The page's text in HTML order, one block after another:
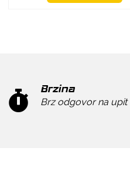
Brzina
Brz odgovor na upit